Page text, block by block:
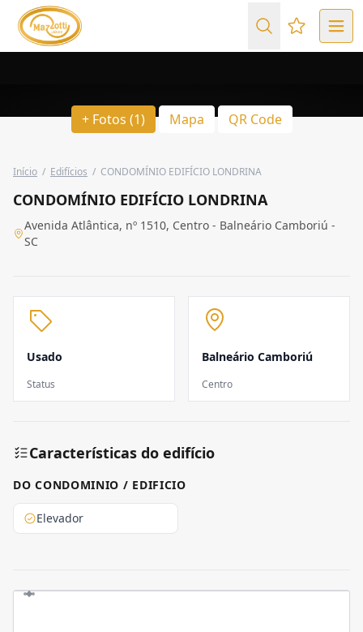
Favoritos
+ Fotos (1) Mapa QR Code
Início / Edifícios / CONDOMÍNIO EDIFÍCIO LONDRINA
CONDOMÍNIO EDIFÍCIO LONDRINA
Avenida Atlântica, nº 1510, Centro - Balneário Camboriú -
SC
Usado
Status
Balneário Camboriú
Centro
Características do edifício
DO CONDOMINIO / EDIFICIO
Elevador